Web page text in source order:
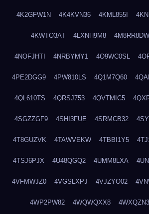
4K2GFW1N 4K4KVN36 4KML855I
4KWTO3AT 4LXNH9M8 4M8RR8DW
4NOFJHTI 4NRBYMY1 4O9WC0SL
4PE2DGG9 4PW810LS 4Q1M7Q60
4QL610TS 4QRSJ753 4QVTMIC5
4SGZZGF9 4SHI3FUE 4SRMCB32
4T8GUZVK 4TAWVEKW 4TBBI1Y5
4TSJ6PJX 4U48QGQ2 4UMM8LXA
4VFMWJZ0 4VGSLXPJ 4VJZYO02
4WP2PW82 4WQWQXX8